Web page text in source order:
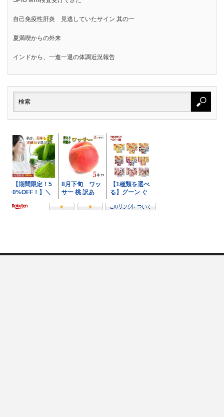
自己免疫性肝炎 見逃していたサイン 其の一
夏満喫からの外来
インドから、一進一退の体調近況報告